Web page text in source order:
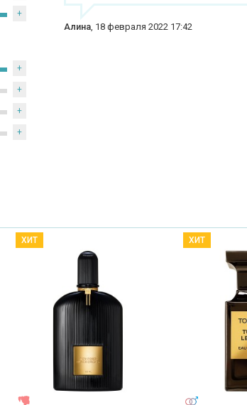
+
+
+
+
+
Алина, 18 февраля 2022 17:42
ХИТ ХИТ